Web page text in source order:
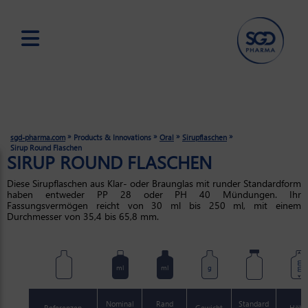
sgd-pharma.com » Products & Innovations » Oral » Sirupflaschen »
Sirup Round Flaschen
SIRUP ROUND FLASCHEN
Diese Sirupflaschen aus Klar- oder Braunglas mit runder Standardform
haben entweder PP 28 oder PH 40 Mündungen. Ihr
Fassungsvermögen reicht von 30 ml bis 250 ml, mit einem
Durchmesser von 35,4 bis 65,8 mm.
ml ml g mm
Nominal
Rand
Standard